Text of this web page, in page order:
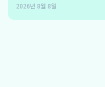
2026년 8월 8일